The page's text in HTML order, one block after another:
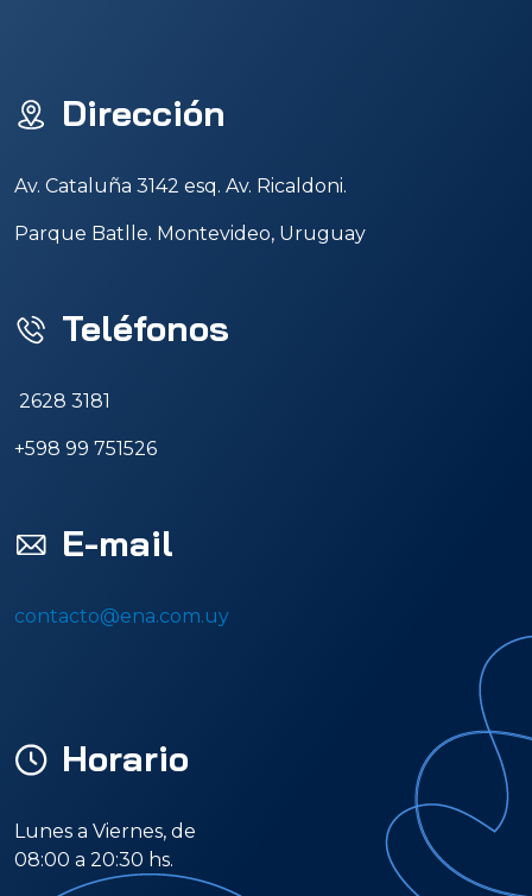
Dirección
Av. Cataluña 3142 esq. Av. Ricaldoni.
Parque Batlle. Montevideo, Uruguay
Teléfonos
2628 3181
+598 99 751526
E-mail
contacto@ena.com.uy
Horario
Lunes a Viernes, de
08:00 a 20:30 hs.